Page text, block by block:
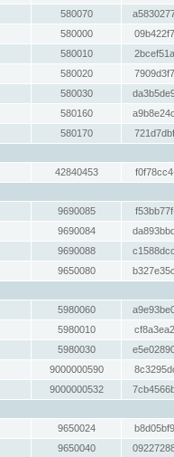
580070
580000
580010
580020
580030
580160
580170
42840453
9690085
9690084
9690088
9650080
5980060
5980010
5980030
9000000590
9000000532
9650024
9650040